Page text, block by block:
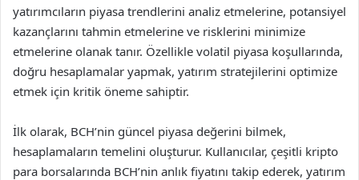
yatırımcıların piyasa trendlerini analiz etmelerine, potansiyel
kazançlarını tahmin etmelerine ve risklerini minimize
etmelerine olanak tanır. Özellikle volatil piyasa koşullarında,
doğru hesaplamalar yapmak, yatırım stratejilerini optimize
etmek için kritik öneme sahiptir.
İlk olarak, BCH’nin güncel piyasa değerini bilmek,
hesaplamaların temelini oluşturur. Kullanıcılar, çeşitli kripto
para borsalarında BCH’nin anlık fiyatını takip ederek, yatırım